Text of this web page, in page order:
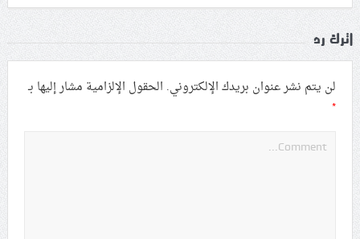
اترك رد
لن يتم نشر عنوان بريدك الإلكتروني. الحقول الإلزامية مشار إليها بـ
*